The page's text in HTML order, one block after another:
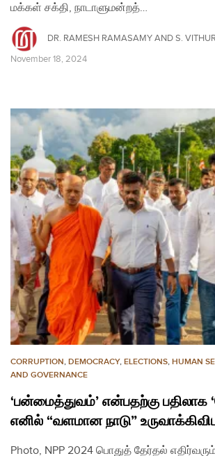
மக்கள் சக்தி, நாடாளுமன்றத்…
DR. RAMESH RAMASAMY AND S.
November 18, 2024
CORRUPTION, DEMOCRACY, ELECTIONS, HUMAN
AND GOVERNANCE
‘பன்மைத்துவம்’ என்பதற்கு பதிலாக
எனில் “வளமான நாடு” உருவாக்கிவிட
Photo, NPP 2024 பொதுத் தேர்தல்